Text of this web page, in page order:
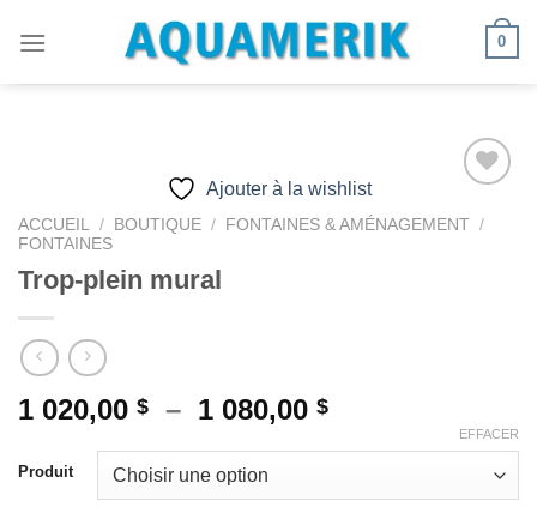
0
Ajouter à la wishlist
ACCUEIL / BOUTIQUE / FONTAINES & AMÉNAGEMENT /
FONTAINES
Trop-plein mural
1 020,00 $ – 1 080,00 $Plage
1
Produit
EFFACER